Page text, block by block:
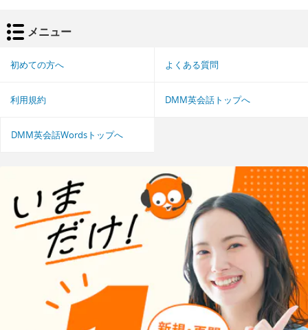
メニュー
初めての方へ よくある質問
利用規約 DMM英会話トップへ
DMM英会話Wordsトップへ